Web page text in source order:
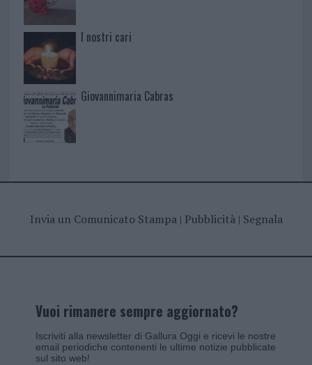
I nostri cari
Giovannimaria Cabras
Invia un Comunicato Stampa| Pubblicità| Segnala
Vuoi rimanere sempre aggiornato?
Iscriviti alla newsletter di Gallura Oggi e ricevi le nostre
email periodiche contenenti le ultime notizie pubblicate
sul sito web!